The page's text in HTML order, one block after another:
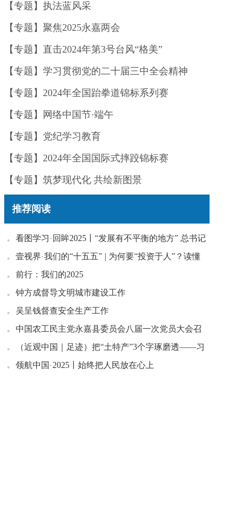
【专题】执法蓝风采
【专题】聚焦2025永嘉两会
【专题】直击2024年第3号台风“格美”
【专题】学习贯彻党的二十届三中全会精神
【专题】2024年全国跆拳道锦标系列赛
【专题】网络中国节·端午
【专题】党纪学习教育
【专题】2024年全国国际式摔跤锦标赛
【专题】筑梦现代化 共绘新图景
推荐阅读
看图学习·回眸2025丨“发展有不平衡的地方” 总书记
一直惦念在心
壹视界·我们的“十五五” | 为何要“投资于人”？读懂
政策里的发展密码
前行：我们的2025
钟方成督导文明城市建设工作
吴呈钱督查安全生产工作
中国农工民主党永嘉县委员会八届一次党员大会召
开
（近观中国｜足迹）把“土特产”3个字琢磨透——习
近平走进柚子园
领航中国·2025丨始终把人民放在心上